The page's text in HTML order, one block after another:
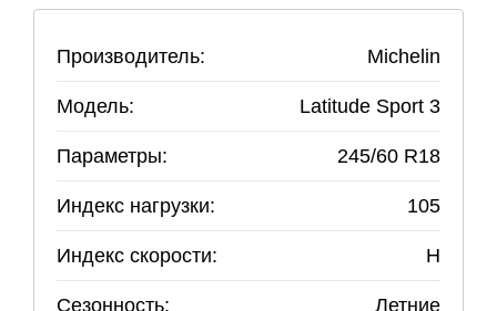
Производитель: Michelin
Модель: Latitude Sport 3
Параметры: 245/60 R18
Индекс нагрузки: 105
Индекс скорости: H
Сезонность: Летние